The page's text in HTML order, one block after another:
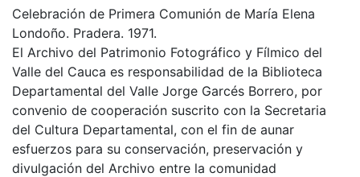
Celebración de Primera Comunión de María Elena
Londoño. Pradera. 1971.
El Archivo del Patrimonio Fotográfico y Fílmico del
Valle del Cauca es responsabilidad de la Biblioteca
Departamental del Valle Jorge Garcés Borrero, por
convenio de cooperación suscrito con la Secretaria
del Cultura Departamental, con el fin de aunar
esfuerzos para su conservación, preservación y
divulgación del Archivo entre la comunidad